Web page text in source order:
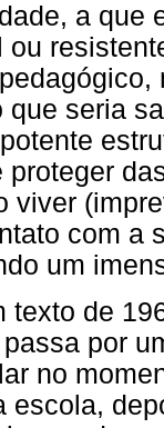
a que
ou
que seria
proteger
viver
com a
um
texto de
por
no
escola,